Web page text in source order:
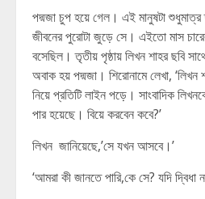
পদ্মজা চুপ হয়ে গেল। এই মানুষটা শুধুমাত্র
জীবনের পুরোটা জুড়ে সে। এইতো মাস
বসেছিল। তৃতীয় পৃষ্ঠায় লিখন শাহর ছবি
অবাক হয় পদ্মজা। শিরোনামে লেখা,
নিয়ে প্রতিটি লাইন পড়ে। সাংবাদিক
পার হয়েছে। বিয়ে করবেন কবে?’
লিখন জানিয়েছে,’সে যখন আসবে।’
‘আমরা কী জানতে পারি,কে সে? যদি দ্বিধা